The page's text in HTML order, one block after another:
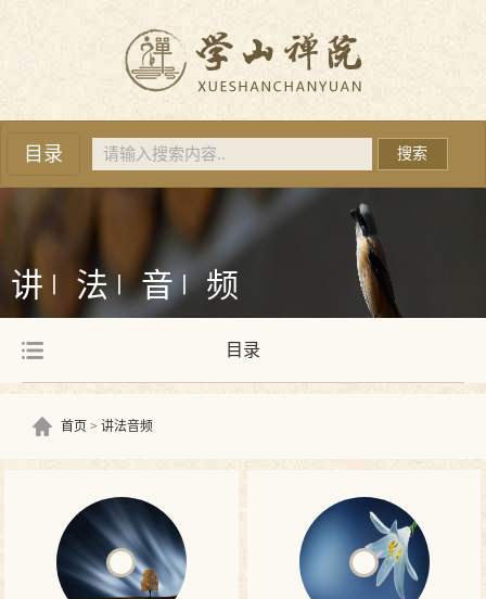
目录 搜索
讲 法 丨 音 丨 频
目录
首页 讲法音频